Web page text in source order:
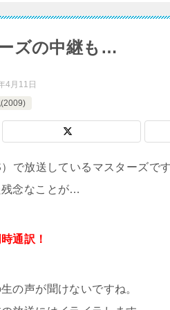
ズの中継も…
4月11日
で放送しているマスターズで
念なことが…
通訳！
の声が聞けないですね。